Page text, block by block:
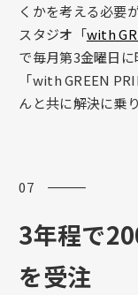
くかを考える必要
スタジオ「with
で毎月第3金曜日に
「with GREEN
んと共に解決に乗
07 ―――
3年程で
を受注